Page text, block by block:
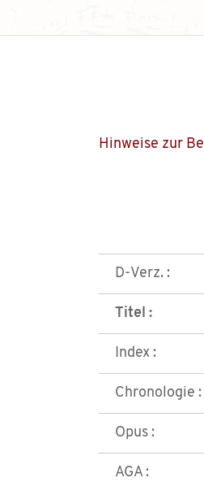
Hinweise zur
D-Verz. :
Titel :
Index :
Chronologie :
Opus :
AGA :